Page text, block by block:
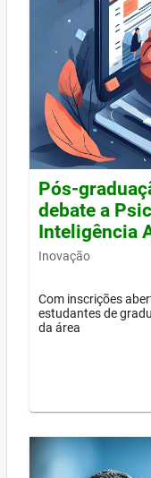
Pós-
debate a
Inteligência
Inovação
Com inscrições
estudantes de
da área